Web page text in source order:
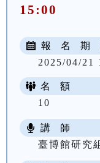
15:00
報 名 期
2025/04/21
名 額
10
講 師
臺博館研究